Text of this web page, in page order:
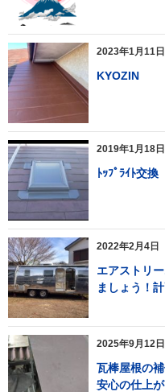
2023年1月11日
KYOZIN
2019年1月18日
ﾄｯﾌﾟﾗｲﾄ交換
2022年2月4日
エアストリ
ましょう！
2025年9月12日
瓦棒屋根の
安心の仕上が